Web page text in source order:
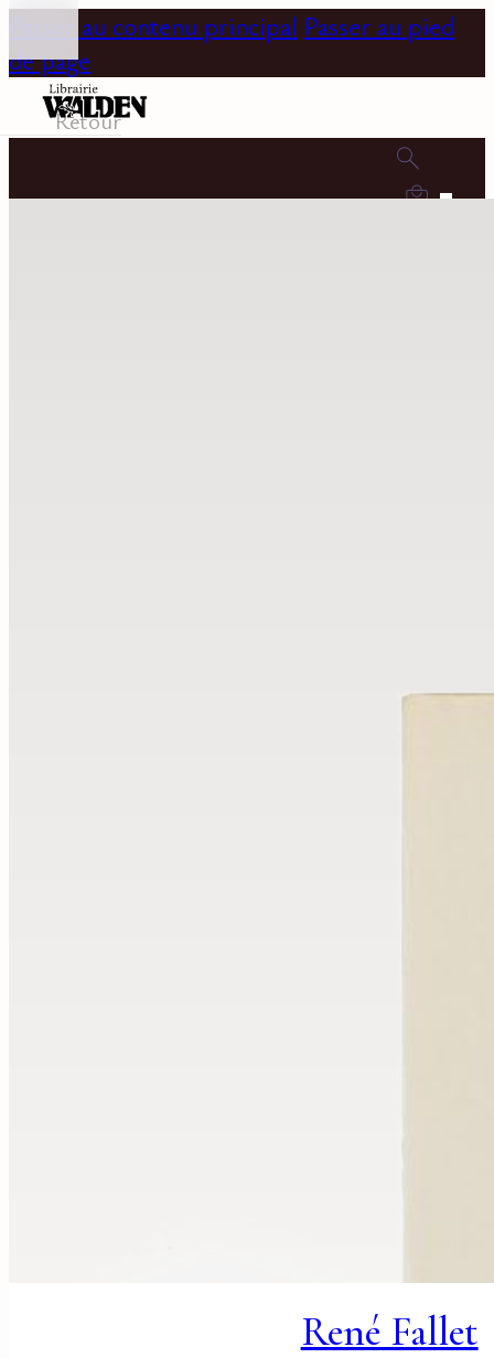
Passer au contenu principal Passer au pied
de page
0
René Fallet
Retour